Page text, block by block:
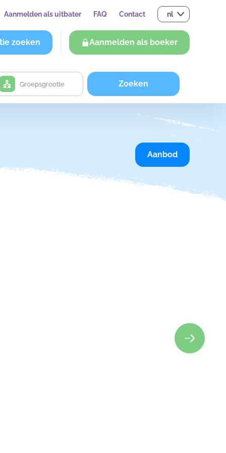
Aanmelden als uitbater FAQ Contact nl
zoeken Aanmelden als boeker
Zoeken
Aanbod